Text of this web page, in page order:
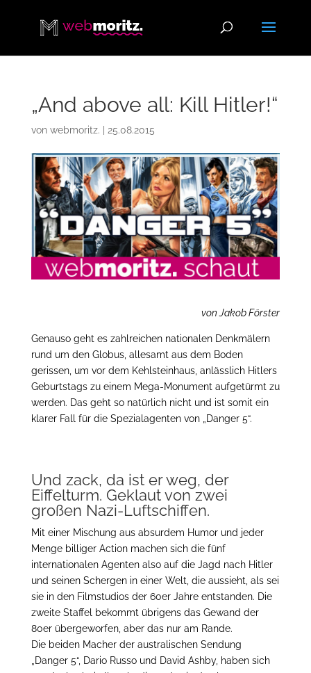
„And above all: Kill Hitler!“
von webmoritz. 25.08.2015
von Jakob Förster
Genauso geht es zahlreichen nationalen Denkmälern
rund um den Globus, allesamt aus dem Boden
gerissen, um vor dem Kehlsteinhaus, anlässlich Hitlers
Geburtstags zu einem Mega-Monument aufgetürmt zu
werden. Das geht so natürlich nicht und ist somit ein
klarer Fall für die Spezialagenten von „Danger 5“.
Und zack, da ist er weg, der
Eiffelturm. Geklaut von zwei
großen Nazi-Luftschiffen.
Mit einer Mischung aus absurdem Humor und jeder
Menge billiger Action machen sich die fünf
internationalen Agenten also auf die Jagd nach Hitler
und seinen Schergen in einer Welt, die aussieht, als sei
sie in den Filmstudios der 60er Jahre entstanden. Die
zweite Staffel bekommt übrigens das Gewand der
80er übergeworfen, aber das nur am Rande.
Die beiden Macher der australischen Sendung
„Danger 5“, Dario Russo und David Ashby, haben sich